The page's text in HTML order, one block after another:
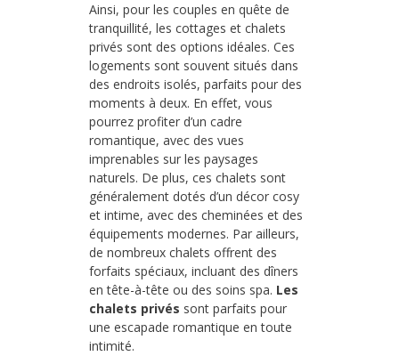
Ainsi, pour les couples en quête de
tranquillité, les cottages et chalets
privés sont des options idéales. Ces
logements sont souvent situés dans
des endroits isolés, parfaits pour des
moments à deux. En effet, vous
pourrez profiter d’un cadre
romantique, avec des vues
imprenables sur les paysages
naturels. De plus, ces chalets sont
généralement dotés d’un décor cosy
et intime, avec des cheminées et des
équipements modernes. Par ailleurs,
de nombreux chalets offrent des
forfaits spéciaux, incluant des dîners
en tête-à-tête ou des soins spa. Les
chalets privés sont parfaits pour
une escapade romantique en toute
intimité.